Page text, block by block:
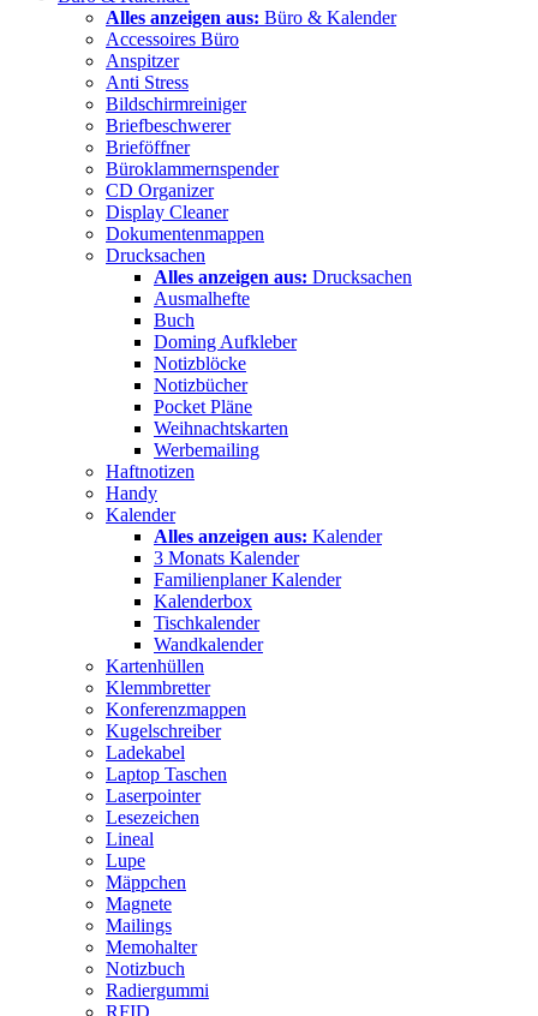
Alles anzeigen aus: Büro & Kalender
Accessoires Büro
Anspitzer
Anti Stress
Bildschirmreiniger
Briefbeschwerer
Brieföffner
Büroklammernspender
CD Organizer
Display Cleaner
Dokumentenmappen
Drucksachen
Alles anzeigen aus: Drucksachen
Ausmalhefte
Buch
Doming Aufkleber
Notizblöcke
Notizbücher
Pocket Pläne
Weihnachtskarten
Werbemailing
Haftnotizen
Handy
Kalender
Alles anzeigen aus: Kalender
3 Monats Kalender
Familienplaner Kalender
Kalenderbox
Tischkalender
Wandkalender
Kartenhüllen
Klemmbretter
Konferenzmappen
Kugelschreiber
Ladekabel
Laptop Taschen
Laserpointer
Lesezeichen
Lineal
Lupe
Mäppchen
Magnete
Mailings
Memohalter
Notizbuch
Radiergummi